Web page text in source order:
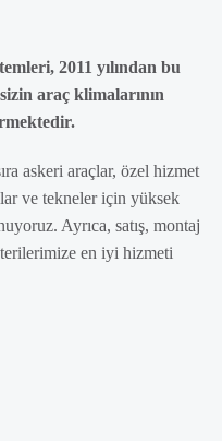
2011 yılından bu
araç klimalarının
askeri araçlar, özel hizmet
ve tekneler için yüksek
Ayrıca, satış, montaj
en iyi hizmeti